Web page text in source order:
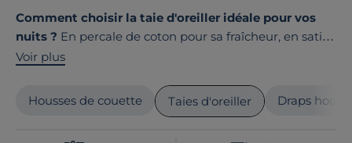
Comment choisir la taie d'oreiller idéale pour vos
nuits ? En percale de coton pour sa fraîcheur, en satin
pour sa douceur ou en gaze de coton pour son côté
d'oreiller s'adaptent à tous les oreillers et styles de
décoration. Le point commun de nos produits ? Ils sont
Voir plus
Housses de couette Taies d'oreiller Draps